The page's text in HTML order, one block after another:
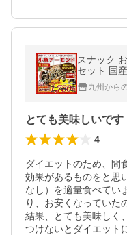
スナック
セット 国
訳あり 送
利用 爆買
九州から
とても美味しいです
4
ダイエットのため、間
効果があるものをと思
なし）を適量食べてい
り、お安くなっていた
結果、とても美味しく
つけないとダイエット